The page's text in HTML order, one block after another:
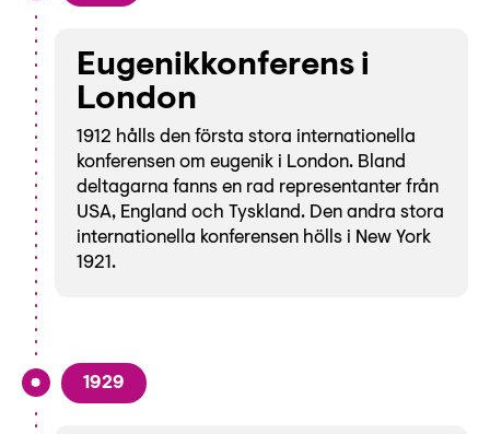
Eugenikkonferens i
London
1912 hålls den första stora internationella
konferensen om eugenik i London. Bland
deltagarna fanns en rad representanter från
USA, England och Tyskland. Den andra stora
internationella konferensen hölls i New York
1921.
1929